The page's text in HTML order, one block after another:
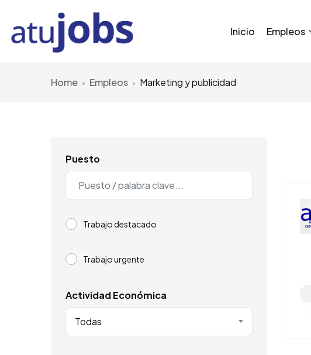
Inicio Empleos
Home Empleos Marketing y publicidad
Puesto
Trabajo destacado
Trabajo urgente
Actividad Económica
Todas